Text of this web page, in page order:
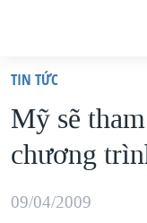
truy
cập
Tới
dung
VIỆT NAM
HOA KỲ
BIỂN ĐÔNG
TIN TỨC
Mỹ sẽ
chương
09/04/2009